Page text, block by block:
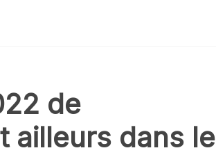
de
ailleurs dans le